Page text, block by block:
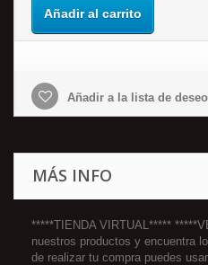
Añadir al carrito
Añadir a la lista de
MÁS INFO
*****TIENDA VIRTUAL*****
nuestros productos y encuentra
de realizar tu compra puedes